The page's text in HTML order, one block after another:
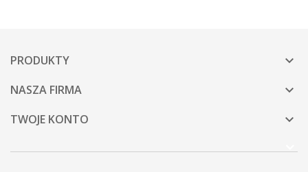
PRODUKTY 
NASZA FIRMA 
TWOJE KONTO 